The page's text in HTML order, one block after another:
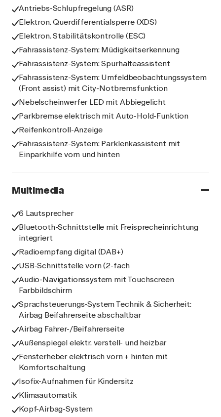
Antriebs-Schlupfregelung (ASR)
Elektron. Querdifferentialsperre (XDS)
Elektron. Stabilitätskontrolle (ESC)
Fahrassistenz-System: Müdigkeitserkennung
Fahrassistenz-System: Spurhalteassistent
Fahrassistenz-System: Umfeldbeobachtungssystem
(Front assist) mit City-Notbremsfunktion
Nebelscheinwerfer LED mit Abbiegelicht
Parkbremse elektrisch mit Auto-Hold-Funktion
Reifenkontroll-Anzeige
Fahrassistenz-System: Parklenkassistent mit
Einparkhilfe vorn und hinten
Multimedia
6 Lautsprecher
Bluetooth-Schnittstelle mit Freisprecheinrichtung
integriert
Radioempfang digital (DAB+)
USB-Schnittstelle vorn (2-fach
Audio-Navigationssystem mit Touchscreen
Farbbildschirm
Sprachsteuerungs-System Technik & Sicherheit:
Airbag Beifahrerseite abschaltbar
Airbag Fahrer-/Beifahrerseite
Außenspiegel elektr. verstell- und heizbar
Fensterheber elektrisch vorn + hinten mit
Komfortschaltung
Isofix-Aufnahmen für Kindersitz
Klimaautomatik
Kopf-Airbag-System